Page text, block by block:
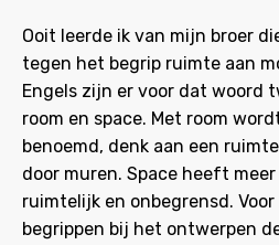
Ooit leerde ik van mijn broer
tegen het begrip ruimte aan
Engels zijn er voor dat woord
room en space. Met room
benoemd, denk aan een
door muren. Space heeft
ruimtelijk en onbegrensd.
begrippen bij het ontwerpen